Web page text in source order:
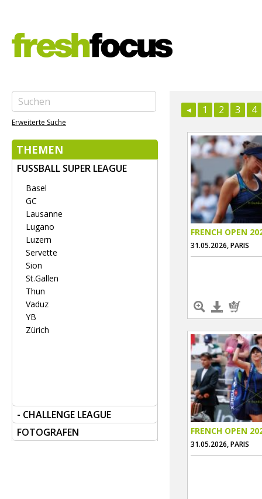
Erweiterte Suche
THEMEN
FUSSBALL SUPER LEAGUE
Basel
GC
Lausanne
Lugano
Luzern
Servette
Sion
St.Gallen
Thun
Vaduz
YB
Zürich
- CHALLENGE LEAGUE
FOTOGRAFEN
1 2 3 4
FRENCH OPEN
31.05.2026, PARIS
FRENCH OPEN
31.05.2026, PARIS